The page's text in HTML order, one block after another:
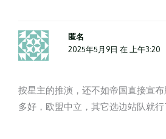
匿名
2025年5月9日 在 上午3:20
按星主的推演，还不如帝国直接宣
多好，欧盟中立，其它选边站队就行